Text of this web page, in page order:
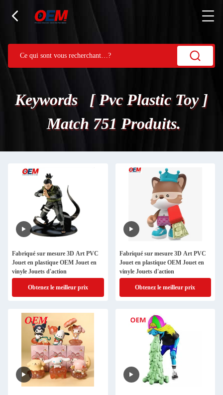
Keywords [ Pvc Plastic Toy ]
Match 751 Produits.
Fabriqué sur mesure 3D Art PVC
Jouet en plastique OEM Jouet en
vinyle Jouets d'action
Obtenez le meilleur prix
Fabriqué sur mesure 3D Art PVC
Jouet en plastique OEM Jouet en
vinyle Jouets d'action
Obtenez le meilleur prix